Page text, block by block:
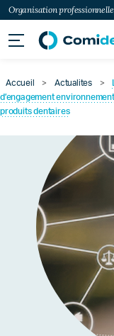
Organisation
Accueil > Actualites >
d’engagement
produits dentaires